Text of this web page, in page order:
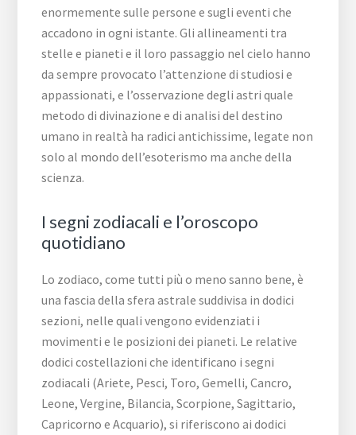
enormemente sulle persone e sugli eventi che
accadono in ogni istante. Gli allineamenti tra
stelle e pianeti e il loro passaggio nel cielo hanno
da sempre provocato l’attenzione di studiosi e
appassionati, e l’osservazione degli astri quale
metodo di divinazione e di analisi del destino
umano in realtà ha radici antichissime, legate non
solo al mondo dell’esoterismo ma anche della
scienza.
I segni zodiacali e l’oroscopo
quotidiano
Lo zodiaco, come tutti più o meno sanno bene, è
una fascia della sfera astrale suddivisa in dodici
sezioni, nelle quali vengono evidenziati i
movimenti e le posizioni dei pianeti. Le relative
dodici costellazioni che identificano i segni
zodiacali (Ariete, Pesci, Toro, Gemelli, Cancro,
Leone, Vergine, Bilancia, Scorpione, Sagittario,
Capricorno e Acquario), si riferiscono ai dodici